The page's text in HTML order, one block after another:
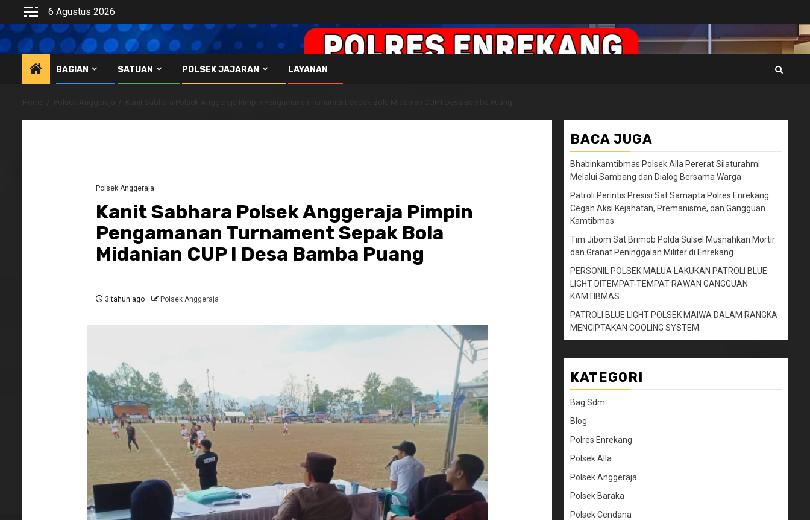
content
6 Agustus 2026
BAGIAN SATUAN POLSEK JAJARAN LAYANAN
Polsek Anggeraja
Kanit Sabhara Polsek Anggeraja Pimpin
Pengamanan Turnament Sepak Bola
Midanian CUP I Desa Bamba Puang
3 tahun ago Polsek Anggeraja
BACA JUGA
Bhabinkamtibmas Polsek Alla Pererat Silaturahmi
Melalui Sambang dan Dialog Bersama Warga
Patroli Perintis Presisi Sat Samapta Polres Enrekang
Cegah Aksi Kejahatan, Premanisme, dan Gangguan
Kamtibmas
Tim Jibom Sat Brimob Polda Sulsel Musnahkan Mortir
dan Granat Peninggalan Militer di Enrekang
PERSONIL POLSEK MALUA LAKUKAN PATROLI BLUE
LIGHT DITEMPAT-TEMPAT RAWAN GANGGUAN
KAMTIBMAS
PATROLI BLUE LIGHT POLSEK MAIWA DALAM RANGKA
MENCIPTAKAN COOLING SYSTEM
KATEGORI
Bag Sdm
Blog
Polres Enrekang
Polsek Alla
Polsek Anggeraja
Polsek Baraka
Polsek Cendana